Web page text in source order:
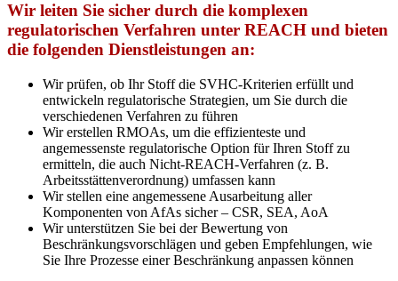
Wir leiten Sie sicher durch die komplexen
regulatorischen Verfahren unter REACH und bieten
die folgenden Dienstleistungen an:
Wir prüfen, ob Ihr Stoff die SVHC-Kriterien erfüllt und
entwickeln regulatorische Strategien, um Sie durch die
verschiedenen Verfahren zu führen
Wir erstellen RMOAs, um die effizienteste und
angemessenste regulatorische Option für Ihren Stoff zu
ermitteln, die auch Nicht-REACH-Verfahren (z. B.
Arbeitsstättenverordnung) umfassen kann
Wir stellen eine angemessene Ausarbeitung aller
Komponenten von AfAs sicher – CSR, SEA, AoA
Wir unterstützen Sie bei der Bewertung von
Beschränkungsvorschlägen und geben Empfehlungen, wie
Sie Ihre Prozesse einer Beschränkung anpassen können